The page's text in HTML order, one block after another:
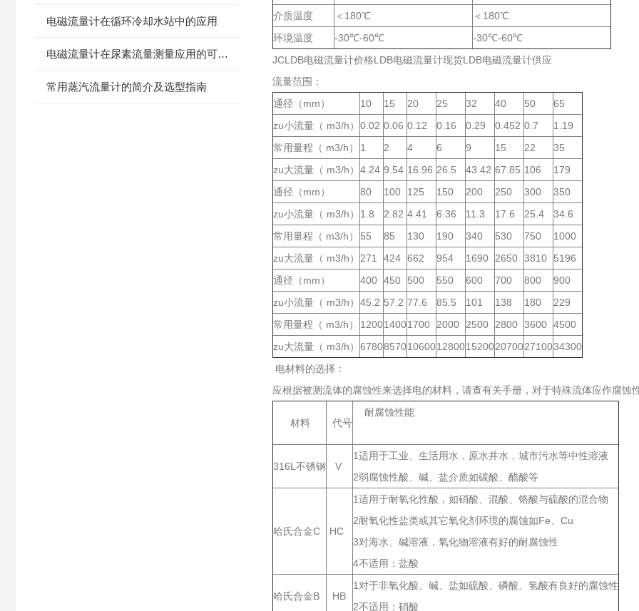
电磁流量计在循环冷却水站中的应用
电磁流量计在尿素流量测量应用的可行性分析
常用蒸汽流量计的简介及选型指南
介质温度
＜180℃
＜180℃
环境温度
-30℃-60℃
-30℃-60℃
JCLDB电磁流量计价格LDB电磁流量计现货LDB电磁流量计供应
流量范围：
通径（mm）
10 15 20 25 32 40 50
65
zu小流量（ m3/h） 0.02 0.06 0.12 0.16 0.29 0.452 0.7
1.19
常用量程（ m3/h）
1 2 4 6 9 15 22
35
zu大流量（ m3/h） 4.24 9.54 16.96 26.5 43.42 67.85 106
179
通径（mm）
80 100 125 150 200 250 300
350
zu小流量（ m3/h） 1.8 2.82 4.41 6.36 11.3 17.6 25.4
34.6
常用量程（ m3/h）
55 85 130 190 340 530 750
1000
zu大流量（ m3/h） 271 424 662 954 1690 2650 3810
5196
通径（mm）
400 450 500 550 600 700 800
900
zu小流量（ m3/h） 45.2 57.2 77.6 85.5 101 138 180
229
常用量程（ m3/h）
120014001700 2000 2500 2800 3600 4500
zu大流量（ m3/h） 67808570106001280015200207002710034300
电材料的选择：
应根据被测流体的腐蚀性来选择电的材料，请查有关手册，对于特殊流体应作腐蚀
材料 代号
耐腐蚀性能
316L不锈钢 V
1适用于工业、生活用水，原水井水，城市污水等中性溶液
2弱腐蚀性酸、碱、盐介质如碳酸、醋酸等
哈氏合金C HC
1适用于耐氧化性酸，如硝酸、混酸、铬酸与硫酸的混合物
2耐氧化性盐类或其它氧化剂环境的腐蚀如Fe、Cu
3对海水、碱溶液，氧化物溶液有好的耐腐蚀性
4不适用：盐酸
哈氏合金B HB
1对于非氧化酸、碱、盐如硫酸、磷酸、氢酸有良好的腐蚀性
2不适用：硝酸